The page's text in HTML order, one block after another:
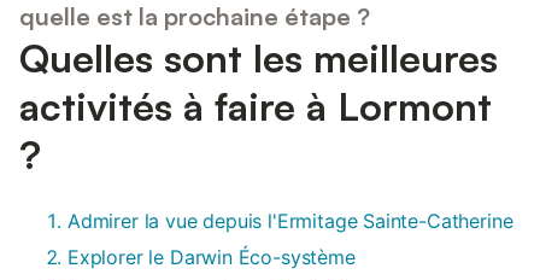
quelle est la prochaine étape ?
Quelles sont les meilleures
activités à faire à Lormont
?
Admirer la vue depuis l'Ermitage Sainte-Catherine
Explorer le Darwin Éco-système